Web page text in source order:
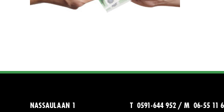
NASSAULAAN 1
T 0591-644 952 / M 06-55 11